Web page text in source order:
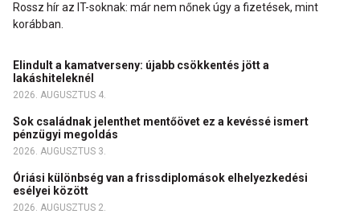
Rossz hír az IT-soknak: már nem nőnek úgy a fizetések, mint
korábban.
Elindult a kamatverseny: újabb csökkentés jött a
lakáshiteleknél
2026. AUGUSZTUS 4.
Sok családnak jelenthet mentőövet ez a kevéssé ismert
pénzügyi megoldás
2026. AUGUSZTUS 3.
Óriási különbség van a frissdiplomások elhelyezkedési
esélyei között
2026. AUGUSZTUS 2.